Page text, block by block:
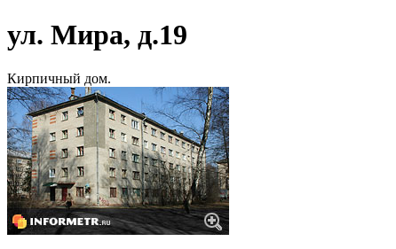
ул. Мира, д.19
Кирпичный дом.